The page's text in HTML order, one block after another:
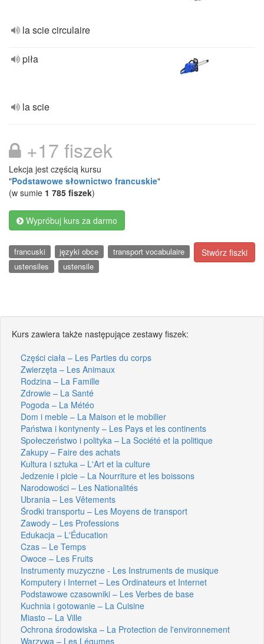
la scie circulaire
piła
la scie
+17 fiszek
Lekcja jest częścią kursu
"Podstawowe słownictwo francuskie"
(w sumie 1 785 fiszek)
Wypróbuj kurs za darmo
Stwórz fiszki
francuski języki obce
transport vocabulaire
ustensiles
ustensile
Kurs zawiera także następujące zestawy fiszek:
Części ciała – Les Parties du corps
Zwierzęta – Les Animaux
Rodzina – La Famille
Zdrowie – La Santé
Pogoda – La Météo
Dom i meble – La Maison et le mobilier
Państwa i kontynenty – Les Pays et les continents
Społeczeństwo i polityka – La Société et la politique
Zakupy – Faire des achats
Kultura i sztuka – L'Art et la culture
Jedzenie i picie – La Nourriture et les boissons
Narodowości – Les Nationalités
Ubrania – Les Vêtements
Środki transportu – Les Moyens de transport
Zawody – Les Professions
Edukacja – L'Éducation
Czas – Le Temps
Owoce – Les Fruits
Instrumenty muzyczne - Les Instruments de musique
Komputery i Internet – Les Ordinateurs et Internet
Podstawowe czasowniki – Les Verbes de base
Kuchnia i gotowanie – La Cuisine
Miasto – La Ville
Ochrona środowiska – La Protection de l'environnement
Warzywa – Les Légumes